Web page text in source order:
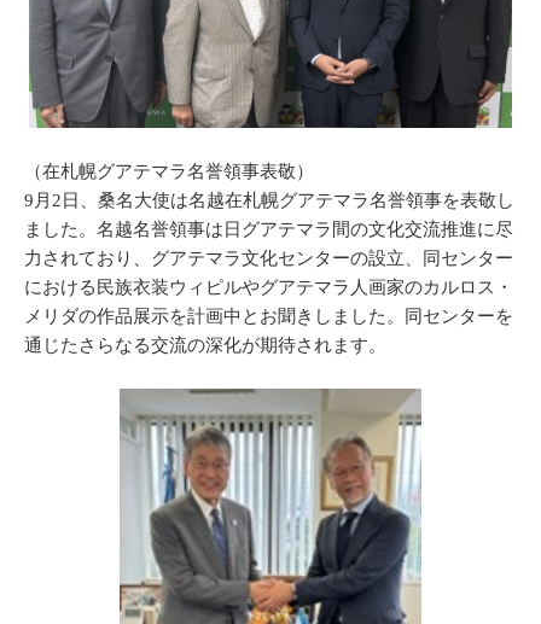
（在札幌グアテマラ名誉領事表敬）
9月2日、桑名大使は名越在札幌グアテマラ名誉領事を表敬し
ました。名越名誉領事は日グアテマラ間の文化交流推進に尽
力されており、グアテマラ文化センターの設立、同センター
における民族衣装ウィピルやグアテマラ人画家のカルロス・
メリダの作品展示を計画中とお聞きしました。同センターを
通じたさらなる交流の深化が期待されます。